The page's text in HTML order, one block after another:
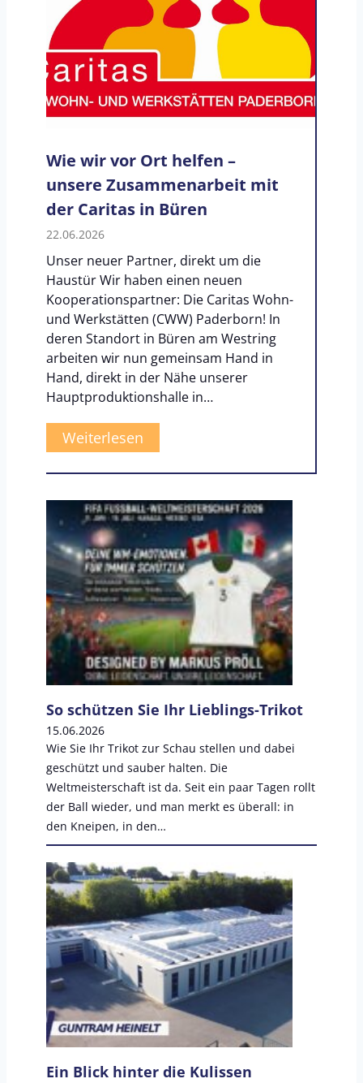
Wie wir vor Ort helfen –
unsere Zusammenarbeit mit
der Caritas in Büren
22.06.2026
Unser neuer Partner, direkt um die
Haustür Wir haben einen neuen
Kooperationspartner: Die Caritas Wohn-
und Werkstätten (CWW) Paderborn! In
deren Standort in Büren am Westring
arbeiten wir nun gemeinsam Hand in
Hand, direkt in der Nähe unserer
Hauptproduktionshalle in…
Weiterlesen
i
e
w
i
r
v
o
r
O
r
t
h
e
f
e
n
–
s
e
r
e
Z
u
s
a
m
m
So schützen Sie Ihr Lieblings-Trikot
15.06.2026
Wie Sie Ihr Trikot zur Schau stellen und dabei
geschützt und sauber halten. Die
Weltmeisterschaft ist da. Seit ein paar Tagen rollt
der Ball wieder, und man merkt es überall: in
den Kneipen, in den…
Ein Blick hinter die Kulissen